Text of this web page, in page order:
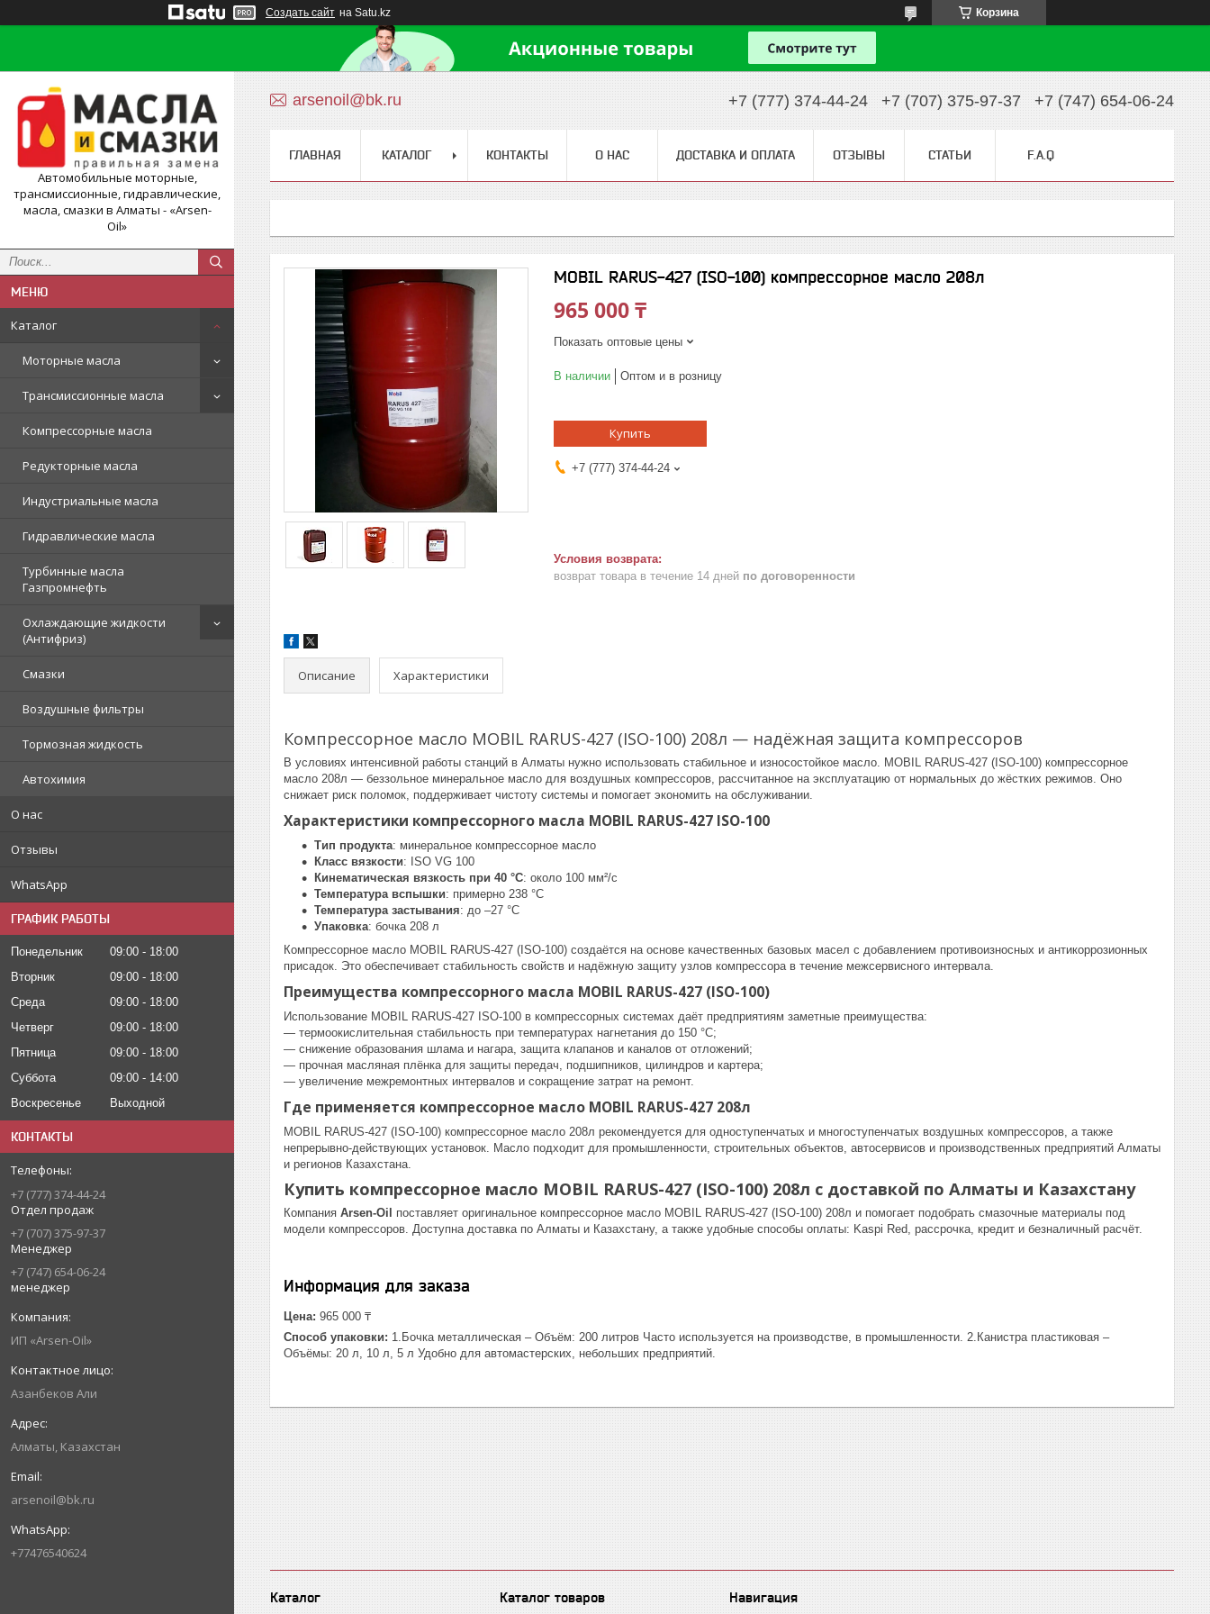
Создать сайт на Satu.kz Корзина
Автомобильные моторные,
трансмиссионные, гидравлические,
масла, смазки в Алматы - «Arsen-
Oil»
Каталог
Моторные масла
Трансмиссионные масла
Компрессорные масла
Редукторные масла
Индустриальные масла
Гидравлические масла
Турбинные масла
Газпромнефть
Охлаждающие жидкости
(Антифриз)
Смазки
Воздушные фильтры
Тормозная жидкость
Автохимия
О нас
Отзывы
WhatsApp
ГРАФИК РАБОТЫ
Понедельник 09:00
18:00
Вторник
09:00
18:00
Среда
09:00
18:00
Четверг
09:00
18:00
Пятница
09:00
18:00
Суббота
09:00
14:00
Воскресенье
Выходной
КОНТАКТЫ
+7 (777) 374-44-24
Отдел продаж
+7 (707) 375-97-37
Менеджер
+7 (747) 654-06-24
менеджер
ИП «Arsen-Oil»
Азанбеков Али
Алматы, Казахстан
arsenoil@bk.ru
+77476540624
arsenoil@bk.ru +7 (777) 374-44-24 +7 (707) 375-97-37 +7 (747) 654-06-24
ГЛАВНАЯ КАТАЛОГ КОНТАКТЫ О НАС ДОСТАВКА И ОПЛАТА ОТЗЫВЫ СТАТЬИ F.A.Q
MOBIL RARUS-427 (ISO-100) компрессорное масло 208л
965 000 ₸
Показать оптовые цены
В наличии Оптом и в розницу
Купить
+7 (777) 374-44-24
возврат товара в течение 14 дней по договоренности
Описание Характеристики
Компрессорное масло MOBIL RARUS-427 (ISO-100) 208л — надёжная защита компрессоров
В условиях интенсивной работы станций в Алматы нужно использовать стабильное и износостойкое масло. MOBIL RARUS-427 (ISO-100) компрессорное
масло 208л — беззольное минеральное масло для воздушных компрессоров, рассчитанное на эксплуатацию от нормальных до жёстких режимов. Оно
снижает риск поломок, поддерживает чистоту системы и помогает экономить на обслуживании.
Характеристики компрессорного масла MOBIL RARUS-427 ISO-100
Тип продукта: минеральное компрессорное масло
Класс вязкости: ISO VG 100
Кинематическая вязкость при 40 °C: около 100 мм²/с
Температура вспышки: примерно 238 °C
Температура застывания: до –27 °C
Упаковка: бочка 208 л
Компрессорное масло MOBIL RARUS-427 (ISO-100) создаётся на основе качественных базовых масел с добавлением противоизносных и антикоррозионных
присадок. Это обеспечивает стабильность свойств и надёжную защиту узлов компрессора в течение межсервисного интервала.
Преимущества компрессорного масла MOBIL RARUS-427 (ISO-100)
Использование MOBIL RARUS-427 ISO-100 в компрессорных системах даёт предприятиям заметные преимущества:
— термоокислительная стабильность при температурах нагнетания до 150 °C;
— снижение образования шлама и нагара, защита клапанов и каналов от отложений;
— прочная масляная плёнка для защиты передач, подшипников, цилиндров и картера;
— увеличение межремонтных интервалов и сокращение затрат на ремонт.
Где применяется компрессорное масло MOBIL RARUS-427 208л
MOBIL RARUS-427 (ISO-100) компрессорное масло 208л рекомендуется для одноступенчатых и многоступенчатых воздушных компрессоров, а также
непрерывно-действующих установок. Масло подходит для промышленности, строительных объектов, автосервисов и производственных предприятий Алматы
и регионов Казахстана.
Купить компрессорное масло MOBIL RARUS-427 (ISO-100) 208л с доставкой по Алматы и Казахстану
Компания Arsen-Oil
поставляет оригинальное компрессорное масло MOBIL RARUS-427 (ISO-100) 208л и помогает подобрать смазочные материалы под
модели компрессоров. Доступна доставка по Алматы и Казахстану, а также удобные способы оплаты: Kaspi Red, рассрочка, кредит и безналичный расчёт.
Информация для заказа
Цена: 965 000 ₸
Способ упаковки: 1.Бочка металлическая – Объём: 200 литров Часто используется на производстве, в промышленности. 2.Канистра пластиковая –
Объёмы: 20 л, 10 л, 5 л Удобно для автомастерских, небольших предприятий.
Каталог Каталог товаров Навигация